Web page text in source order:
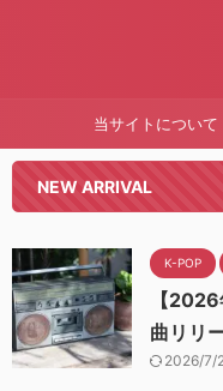
当サイトについて
NEW ARRIVAL
K-POP
【
曲リリ
2026/7/